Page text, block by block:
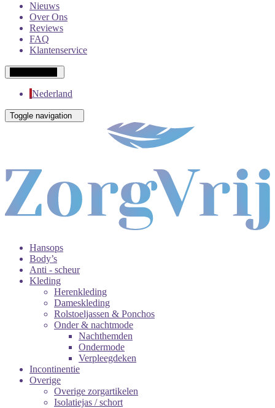
Nieuws
Over Ons
Reviews
FAQ
Klantenservice
Nederland
Toggle navigation
Hansops
Body’s
Anti - scheur
Kleding
Herenkleding
Dameskleding
Rolstoeljassen & Ponchos
Onder & nachtmode
Nachthemden
Ondermode
Verpleegdeken
Incontinentie
Overige
Overige zorgartikelen
Isolatiejas / schort